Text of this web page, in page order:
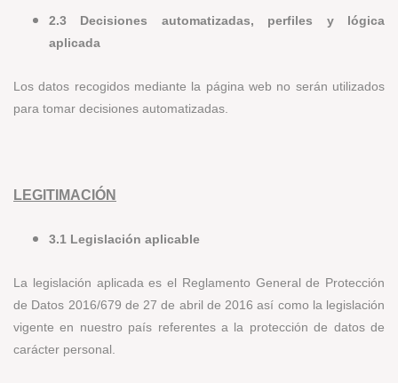
2.3 Decisiones automatizadas, perfiles y lógica
aplicada
Los datos recogidos mediante la página web no serán utilizados
para tomar decisiones automatizadas.
LEGITIMACIÓN
3.1 Legislación aplicable
La legislación aplicada es el Reglamento General de Protección
de Datos 2016/679 de 27 de abril de 2016 así como la legislación
vigente en nuestro país referentes a la protección de datos de
carácter personal.